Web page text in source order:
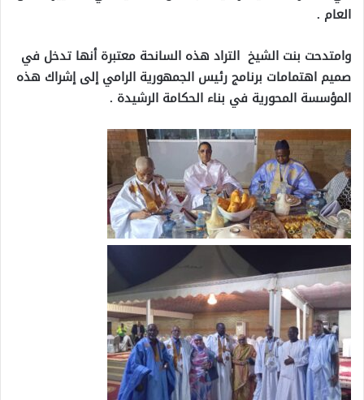
العام .
وامتدحت بنت الشيخ التراد هذه السانحة معتبرة أنها تدخل في
صميم اهتمامات برنامج رئيس الجمهورية الرامي إلى إشراك هذه
المؤسسة المحورية في بناء الحكامة الرشيدة .